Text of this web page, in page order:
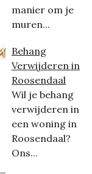
manier om je
muren...
Behang
Verwijderen in
Roosendaal
Wil je behang
verwijderen in
een woning in
Roosendaal?
Ons...